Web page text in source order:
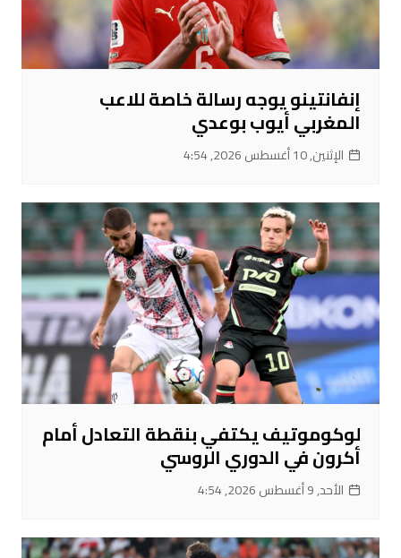
إنفانتينو يوجه رسالة خاصة للاعب
المغربي أيوب بوعدي
الإثنين, 10 أغسطس 2026, 4:54
لوكوموتيف يكتفي بنقطة التعادل أمام
أكرون في الدوري الروسي
الأحد, 9 أغسطس 2026, 4:54